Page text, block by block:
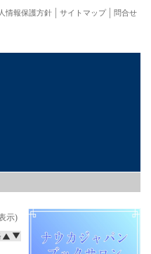
問合せ
サイトマップ
情報保護方針
示)